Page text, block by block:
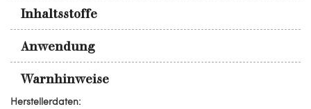
Inhaltsstoffe
Anwendung
Warnhinweise
Herstellerdaten: